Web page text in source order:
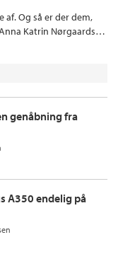
af. Og så er der dem,
Katrin Nørgaards…
genåbning fra
A350 endelig på